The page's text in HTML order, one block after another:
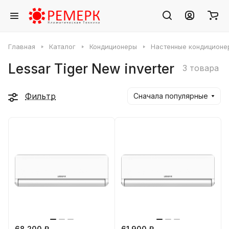
Главная Каталог Кондиционеры Настенные
Lessar Tiger New inverter 3 товара
Фильтр Сначала популярные